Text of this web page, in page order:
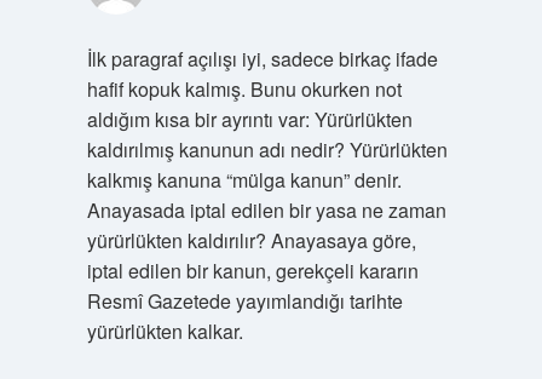
İlk paragraf açılışı iyi, sadece birkaç ifade
hafif kopuk kalmış. Bunu okurken not
aldığım kısa bir ayrıntı var: Yürürlükten
kaldırılmış kanunun adı nedir? Yürürlükten
kalkmış kanuna “mülga kanun” denir.
Anayasada iptal edilen bir yasa ne zaman
yürürlükten kaldırılır? Anayasaya göre,
iptal edilen bir kanun, gerekçeli kararın
Resmî Gazetede yayımlandığı tarihte
yürürlükten kalkar.